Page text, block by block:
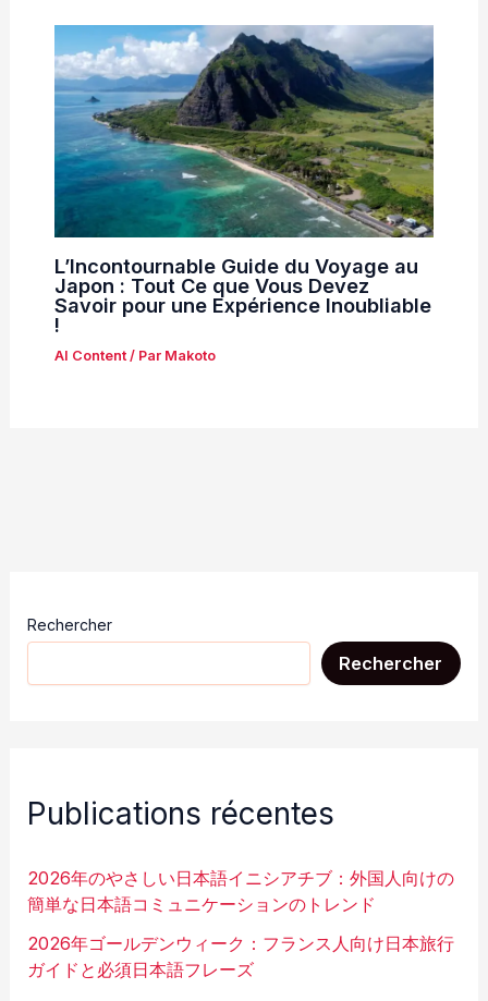
L’Incontournable Guide du Voyage au
Japon : Tout Ce que Vous Devez
Savoir pour une Expérience Inoubliable
!
AI Content/ Par Makoto
Rechercher
Rechercher
Publications récentes
2026年のやさしい日本語イニシアチブ：外国人向けの
簡単な日本語コミュニケーションのトレンド
2026年ゴールデンウィーク：フランス人向け日本旅行
ガイドと必須日本語フレーズ